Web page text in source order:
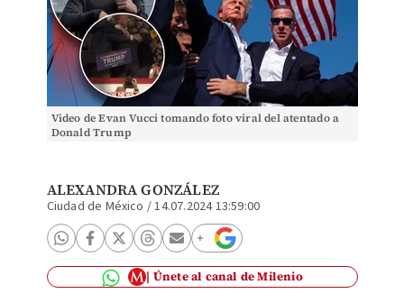
Video de Evan Vucci tomando foto viral del atentado a
Donald Trump
ALEXANDRA GONZÁLEZ
Ciudad de México /14.07.2024 13:59:00
Únete al canal de Milenio